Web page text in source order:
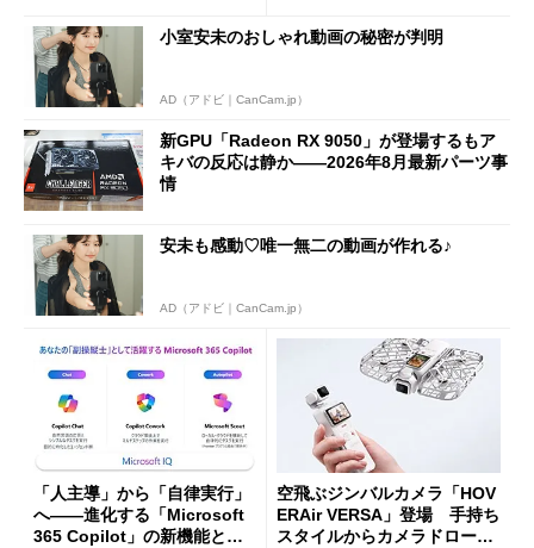
小室安未のおしゃれ動画の秘密が判明
AD（アドビ｜CanCam.jp）
新GPU「Radeon RX 9050」が登場するもア
キバの反応は静か――2026年8月最新パーツ事
情
安未も感動♡唯一無二の動画が作れる♪
AD（アドビ｜CanCam.jp）
「人主導」から「自律実行」
へ――進化する「Microsoft
365 Copilot」の新機能とエ
空飛ぶジンバルカメラ「HOV
ERAir VERSA」登場 手持ち
スタイルからカメラドローン